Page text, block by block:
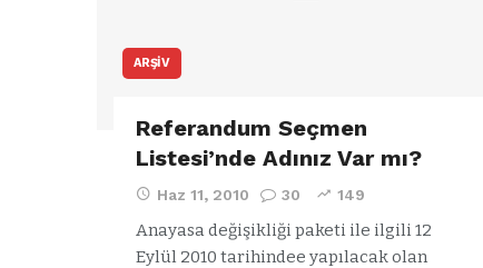
ARŞIV
Referandum Seçmen
Listesi’nde Adınız Var mı?
Haz 11, 2010 30 149
Anayasa değişikliği paketi ile ilgili 12
Eylül 2010 tarihindee yapılacak olan